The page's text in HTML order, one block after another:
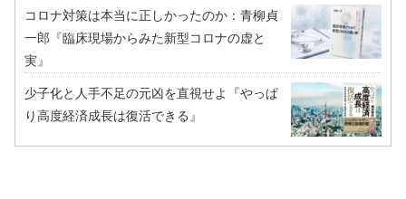
コロナ対策は本当に正しかったのか：青柳貞
一郎『臨床現場からみた新型コロナの虚と
実』
少子化と人手不足の元凶を直視せよ『やっぱ
り高度経済成長は復活できる』